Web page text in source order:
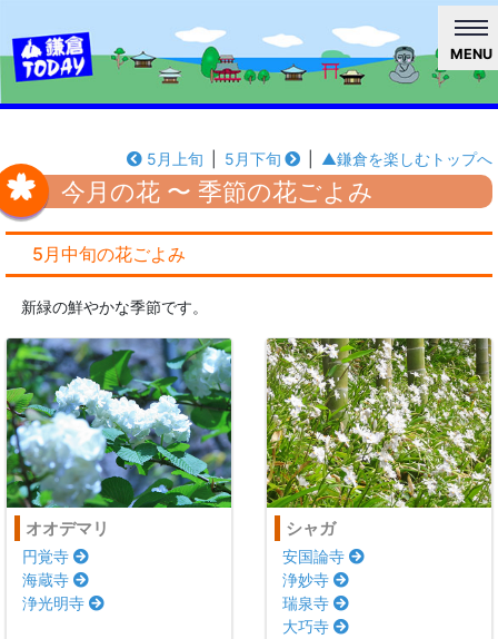
MENU
5月上旬 5月下旬 ▲鎌倉を楽しむトップへ
今月の花 〜 季節の花ごよみ
5月中旬の花ごよみ
新緑の鮮やかな季節です。
オオデマリ
円覚寺
海蔵寺
浄光明寺
シャガ
安国論寺
浄妙寺
瑞泉寺
大巧寺